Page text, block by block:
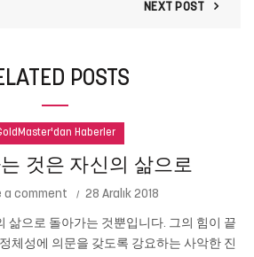
NEXT POST
POSTS
Haberler
것은 자신의 삶으로
a comment 28 Aralık 2018
삶으로 돌아가는 것뿐입니다. 그의 힘이 끝
체성에 의문을 갖도록 강요하는 사악한 진